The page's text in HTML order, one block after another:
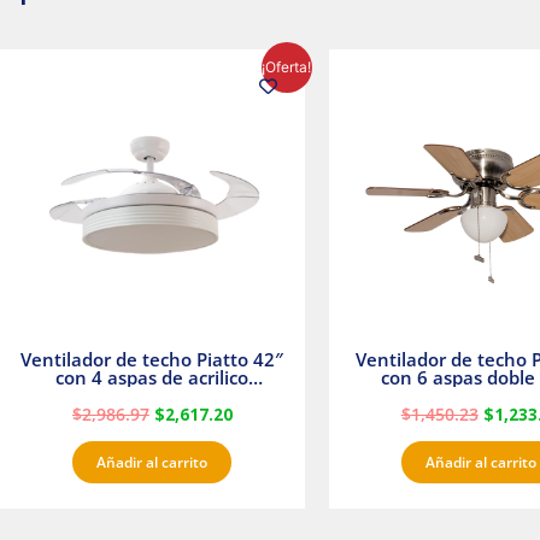
¡Oferta!
Ventilador de techo Piatto 42″
con 4 aspas de acrilico
$2,986.97
$2,986.97.
$2,617.20
precio
actual
Añadir al carrito
Ventilador de techo
con 6 aspas
$1,450.23 $
Añadir al carrito